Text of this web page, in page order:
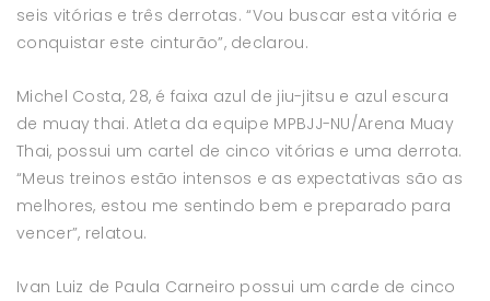
seis vitórias e três derrotas. “Vou buscar esta vitória e
conquistar este cinturão”, declarou.
Michel Costa, 28, é faixa azul de jiu-jitsu e azul escura
de muay thai. Atleta da equipe MPBJJ-NU/Arena Muay
Thai, possui um cartel de cinco vitórias e uma derrota.
“Meus treinos estão intensos e as expectativas são as
melhores, estou me sentindo bem e preparado para
vencer”, relatou.
Ivan Luiz de Paula Carneiro possui um carde de cinco